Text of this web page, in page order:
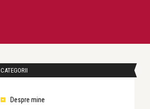
CATEGORII
Despre mine